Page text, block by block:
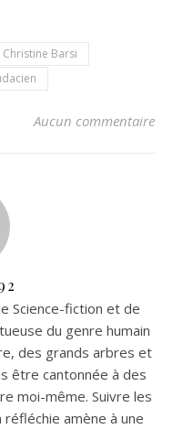
Barsi
Aucun commentaire
Science-fiction et de
du genre humain
des grands arbres et
être cantonnée à des
moi-même. Suivre les
amène à une